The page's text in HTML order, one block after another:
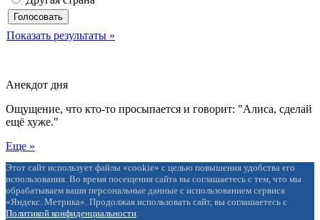
Показать результаты »
Анекдот дня
Ощущение, что кто-то просыпается и говорит: "Алиса, сделай
ещё хуже."
Еще »
Этот сайт использует файлы «cookie» с целью повышения удобства его
использования. Во время посещения сайта вы соглашаетесь с тем, что мы
обрабатываем ваши персональные данные с использованием сервиса
«Яндекс. Метрика». Продолжая использовать сайт, вы соглашаетесь с
Политикой конфиденциальности.